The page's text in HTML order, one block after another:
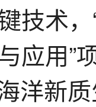
技术
应用”
洋新